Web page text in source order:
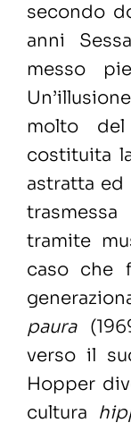
secondo
anni
messo
molto
costituita
astratta ed
tramite
caso che
paura
verso il
Hopper
cultura